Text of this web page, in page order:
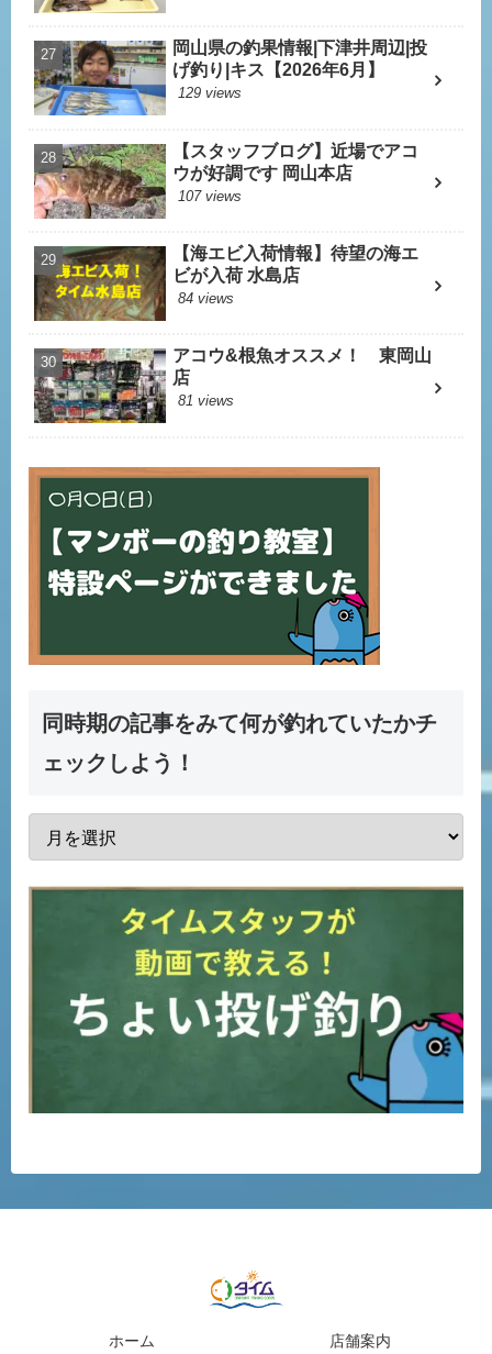
岡山県の釣果情報|下津井周辺|投
げ釣り|キス【2026年6月】
129 views
【スタッフブログ】近場でアコ
ウが好調です 岡山本店
107 views
【海エビ入荷情報】待望の海エ
ビが入荷 水島店
84 views
アコウ&根魚オススメ！ 東岡山
店
81 views
同時期の記事をみて何が釣れていたかチ
ェックしよう！
ホーム 店舗案内